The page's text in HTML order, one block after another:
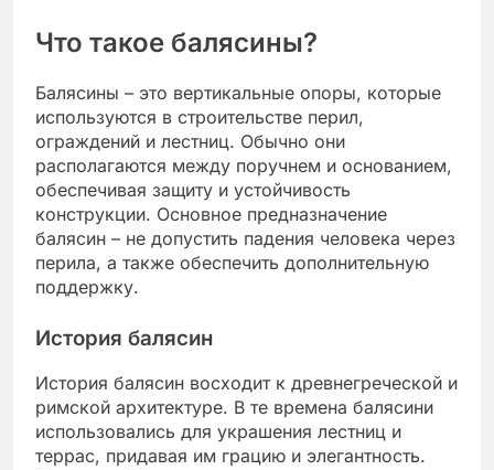
Что такое балясины?
Балясины – это вертикальные опоры, которые
используются в строительстве перил,
ограждений и лестниц. Обычно они
располагаются между поручнем и основанием,
обеспечивая защиту и устойчивость
конструкции. Основное предназначение
балясин – не допустить падения человека через
перила, а также обеспечить дополнительную
поддержку.
История балясин
История балясин восходит к древнегреческой и
римской архитектуре. В те времена балясини
использовались для украшения лестниц и
террас, придавая им грацию и элегантность.